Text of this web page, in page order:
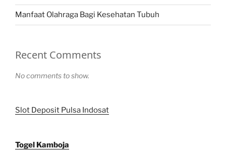
Manfaat Olahraga Bagi Kesehatan Tubuh
Recent Comments
No comments to show.
Slot Deposit Pulsa Indosat
Togel Kamboja